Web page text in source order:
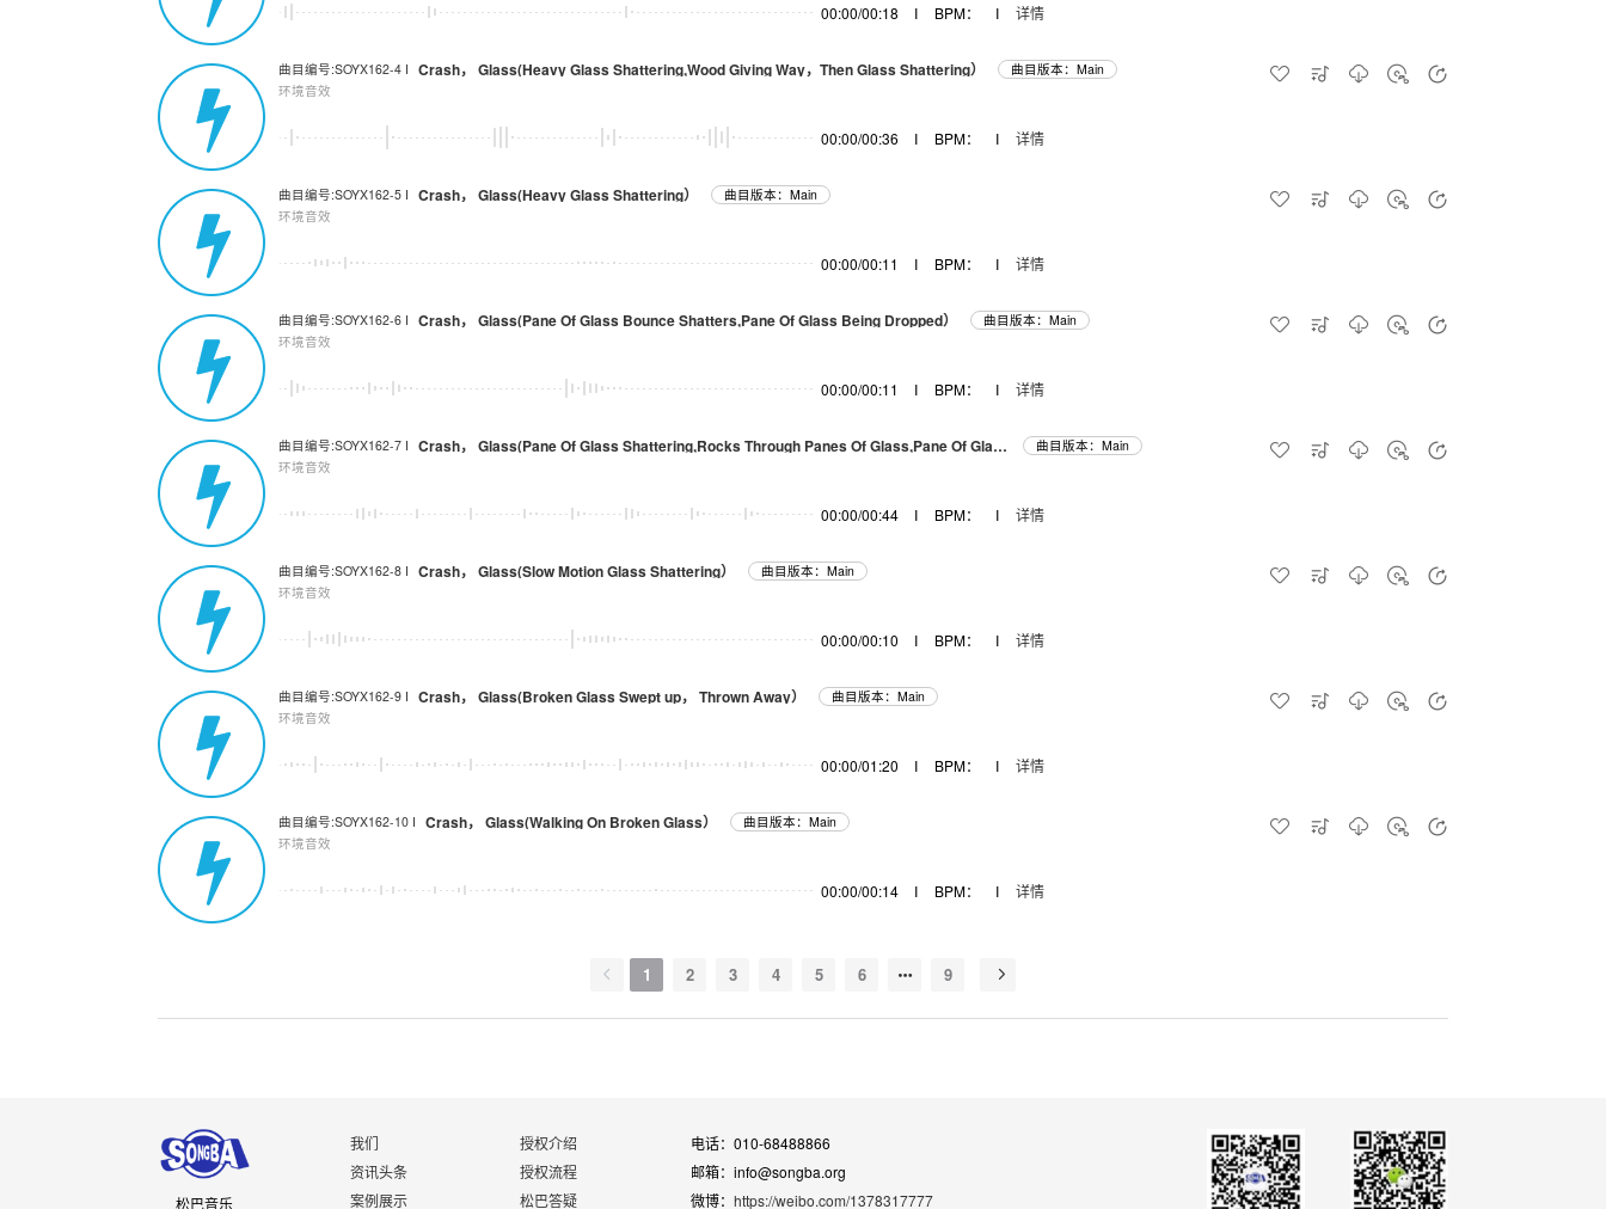
00:00/00:18 I BPM： I 详情
曲目编号:SOYX162-4 I Crash， Glass(Heavy Glass Shattering,Wood Giving Way，Then Glass Shattering）
曲目版本：Main
环境音效
00:00/00:36 I BPM： I 详情
曲目编号:SOYX162-5 I Crash， Glass(Heavy Glass Shattering）
曲目版本：Main
环境音效
00:00/00:11 I BPM： I 详情
曲目编号:SOYX162-6 I Crash， Glass(Pane Of Glass Bounce Shatters,Pane Of Glass Being Dropped）
曲目版本：Main
环境音效
00:00/00:11 I BPM： I 详情
曲目编号:SOYX162-7 I Crash， Glass(Pane Of Glass Shattering,Rocks Through Panes Of Glass,Pane Of Glass Shattering）
曲目版本：Main
环境音效
00:00/00:44 I BPM： I 详情
曲目编号:SOYX162-8 I Crash， Glass(Slow Motion Glass Shattering）
曲目版本：Main
环境音效
00:00/00:10 I BPM： I 详情
曲目编号:SOYX162-9 I Crash， Glass(Broken Glass Swept up， Thrown Away）
曲目版本：Main
环境音效
00:00/01:20 I BPM： I 详情
曲目编号:SOYX162-10 I Crash， Glass(Walking On Broken Glass）
曲目版本：Main
环境音效
00:00/00:14 I BPM： I 详情
1 2 3 4 5 6 9
松巴音乐
我们
资讯头条
案例展示
授权介绍
授权流程
松巴答疑
电话：010-68488866
邮箱：info@songba.org
微博： https://weibo.com/1378317777